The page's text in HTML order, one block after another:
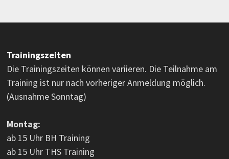
Trainingszeiten
Die Trainingszeiten können variieren. Die Teilnahme am
Training ist nur nach vorheriger Anmeldung möglich.
(Ausnahme Sonntag)
Montag:
ab 15 Uhr BH Training
ab 15 Uhr THS Training